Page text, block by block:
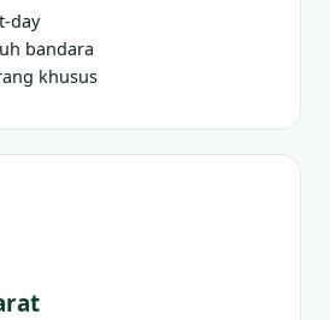
day
bandara
khusus